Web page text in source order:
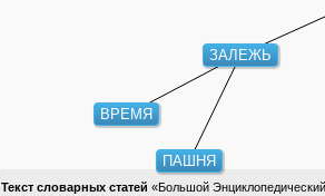
ЗАЛЕЖЬ
ПАШНЯ
ВРЕМЯ
Текст словарных статей «Большой